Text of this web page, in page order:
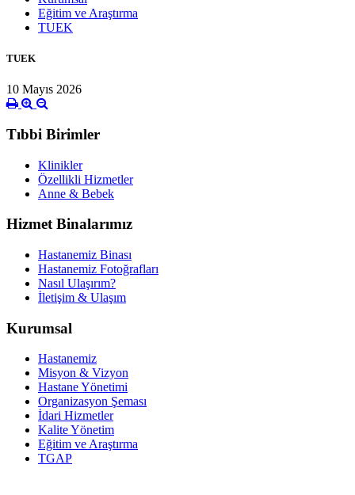
Eğitim ve Araştırma
TUEK
TUEK
10 Mayıs 2026
Tıbbi Birimler
Klinikler
Özellikli Hizmetler
Anne & Bebek
Hizmet Binalarımız
Hastanemiz Binası
Hastanemiz Fotoğrafları
Nasıl Ulaşırım?
İletişim & Ulaşım
Kurumsal
Hastanemiz
Misyon & Vizyon
Hastane Yönetimi
Organizasyon Şeması
İdari Hizmetler
Kalite Yönetim
Eğitim ve Araştırma
TGAP